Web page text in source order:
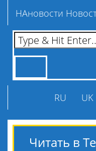
НАновости
RU UK
Читать в